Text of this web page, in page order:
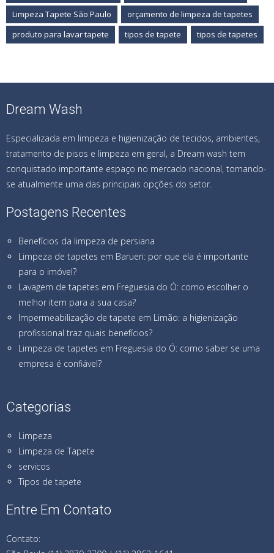
Limpeza Tapete São Paulo
orçamento de limpeza de tapetes
produto para lavar tapete
tipos de tapete tipos de tapetes
Dream Wash
Especializada em limpeza e higienização de tecidos, ambientes,
tratamento de pisos e limpeza em geral, a Dream wash tem
conquistado importante espaço no mercado nacional, tornando-
se atualmente uma das principais opções do setor.
Postagens Recentes
Benefícios da limpeza de persiana
Limpeza de tapetes em Barueri: por que ela é importante
para o imóvel?
Lavagem de tapetes em Freguesia do Ó: como escolher o
melhor item para a sua casa?
Impermeabilização de tapete em Limão: a higienização
profissional traz quais benefícios?
Limpeza de tapetes em Freguesia do Ó: como saber se uma
empresa é confiável?
Categorias
Limpeza
Limpeza de Tapete
servicos
Tipos de tapete
Entre Em Contato
Contato: